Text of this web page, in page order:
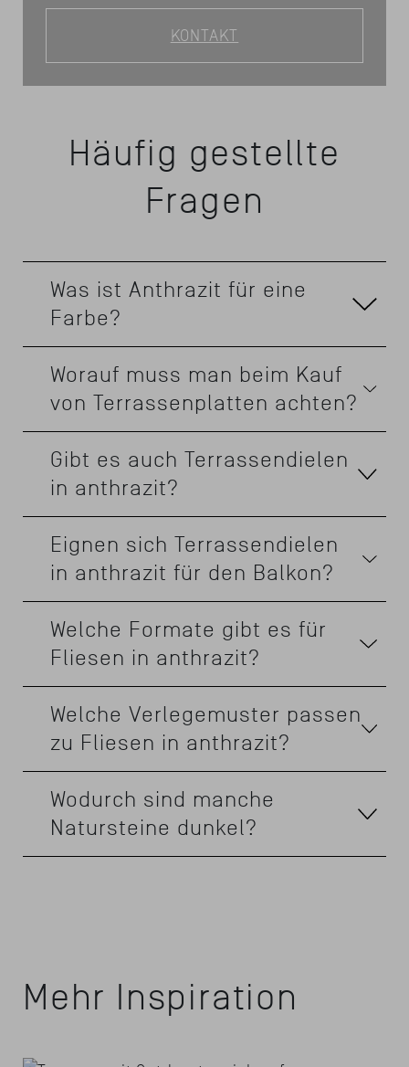
KONTAKT
Häufig gestellte
Fragen
Was ist Anthrazit für eine
Farbe?
Worauf muss man beim Kauf
von Terrassenplatten achten?
Gibt es auch Terrassendielen
in anthrazit?
Eignen sich Terrassendielen
in anthrazit für den Balkon?
Welche Formate gibt es für
Fliesen in anthrazit?
Welche Verlegemuster passen
zu Fliesen in anthrazit?
Wodurch sind manche
Natursteine dunkel?
Mehr Inspiration